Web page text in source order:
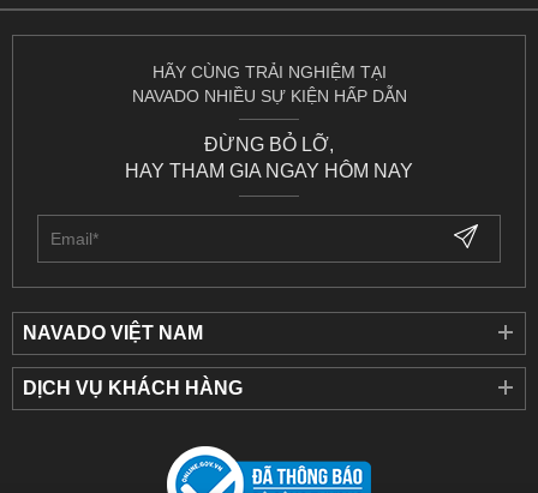
NAVADO VIỆT NAM
DỊCH VỤ KHÁCH HÀNG
HÃY CÙNG TRẢI NGHIỆM TẠI
NAVADO NHIỀU SỰ KIỆN HẤP DẪN
ĐỪNG BỎ LỠ,
HAY THAM GIA NGAY HÔM NAY